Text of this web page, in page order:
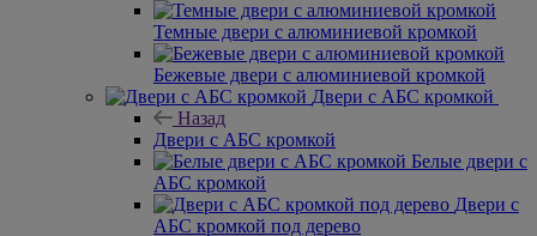
Темные двери с алюминиевой кромкой
Бежевые двери с алюминиевой кромкой
Двери с АБС кромкой
Назад
Двери с АБС кромкой
Белые двери с
АБС кромкой
Двери с
АБС кромкой под дерево